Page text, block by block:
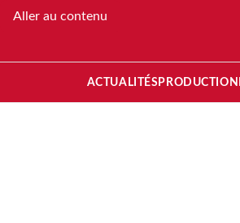
Aller au contenu
ACTUALITÉS PRODUCTION